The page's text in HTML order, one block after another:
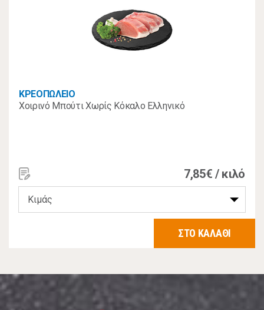
ΚΡΕΟΠΩΛΕΙΟ
Χοιρινό Μπούτι Χωρίς Κόκαλο Ελληνικό
7,85€ / κιλό
ΣΤΟ ΚΑΛΑΘΙ